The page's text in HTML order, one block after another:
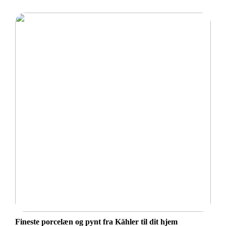
Fineste porcelæn og pynt fra Kähler til dit hjem